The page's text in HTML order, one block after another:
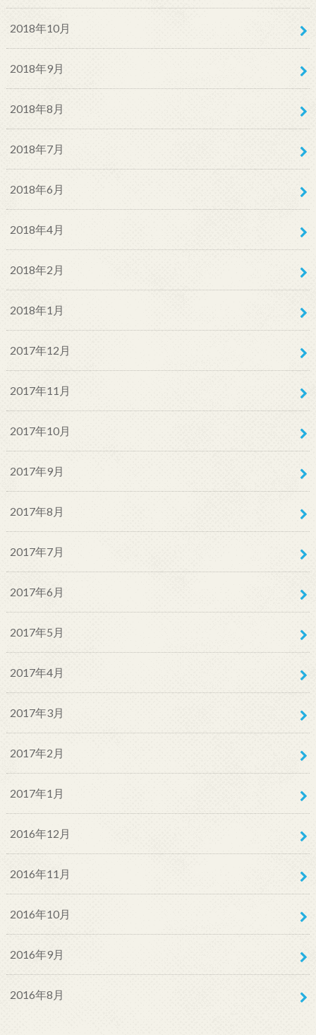
2018年10月
2018年9月
2018年8月
2018年7月
2018年6月
2018年4月
2018年2月
2018年1月
2017年12月
2017年11月
2017年10月
2017年9月
2017年8月
2017年7月
2017年6月
2017年5月
2017年4月
2017年3月
2017年2月
2017年1月
2016年12月
2016年11月
2016年10月
2016年9月
2016年8月